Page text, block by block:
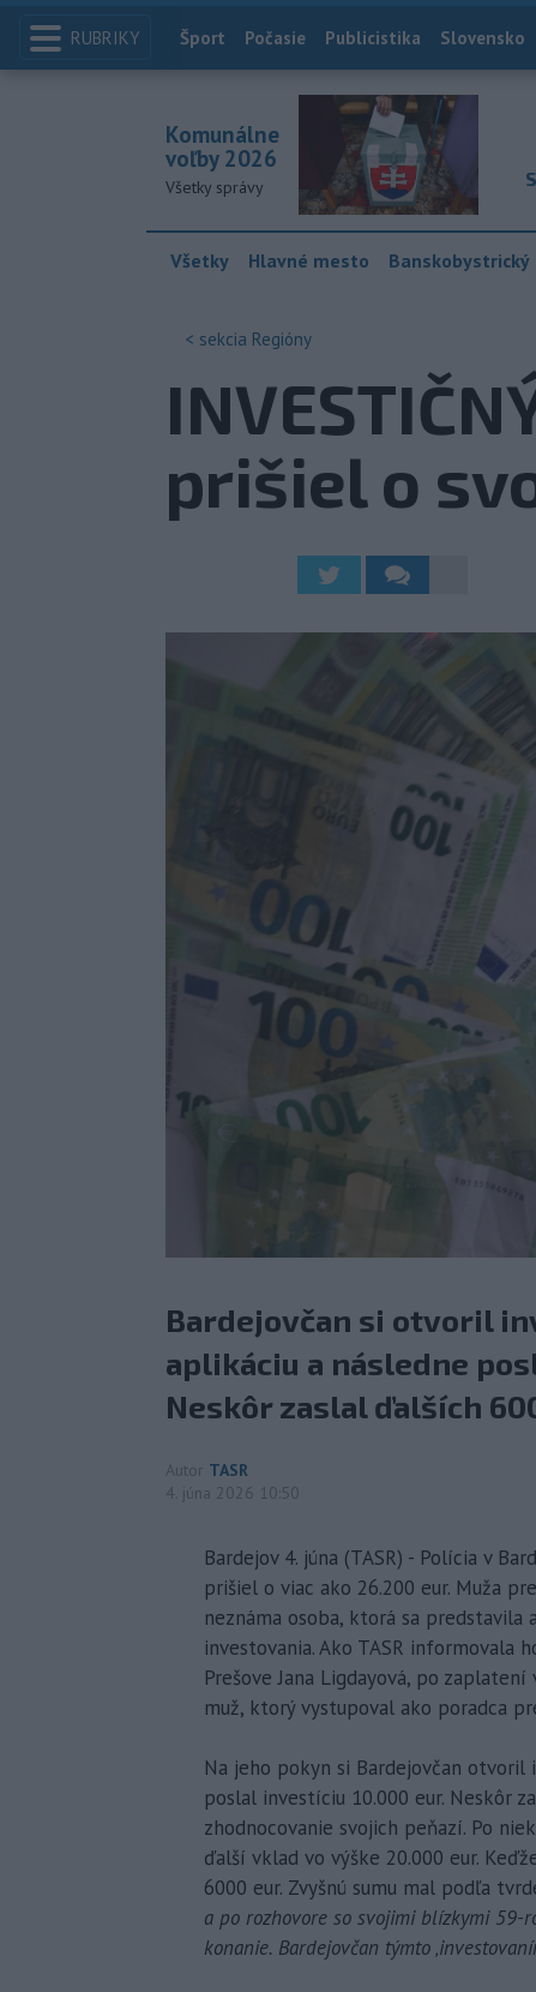
RUBRIKY Index
Šport Počasie Publicistika Slovensko
Komunálne
voľby 2026
Všetky správy
Všetky Hlavné mesto Banskobystrický
< sekcia Regióny
prišiel o
Bardejovčan si otvoril
aplikáciu a následne
Neskôr zaslal ďalších
Autor TASR
4. júna 2026 10:50
Bardejov 4. júna (TASR) - Polícia v
prišiel o viac ako 26.200 eur. Muža
neznáma osoba, ktorá sa
investovania. Ako TASR informovala
Prešove Jana Ligdayová, po
muž, ktorý vystupoval ako poradca
Na jeho pokyn si Bardejovčan
poslal investíciu 10.000 eur. Neskôr
zhodnocovanie svojich peňazí. Po
ďalší vklad vo výške 20.000 eur.
6000 eur. Zvyšnú sumu mal podľa
a po rozhovore so svojimi blízkymi 59-
konanie. Bardejovčan týmto